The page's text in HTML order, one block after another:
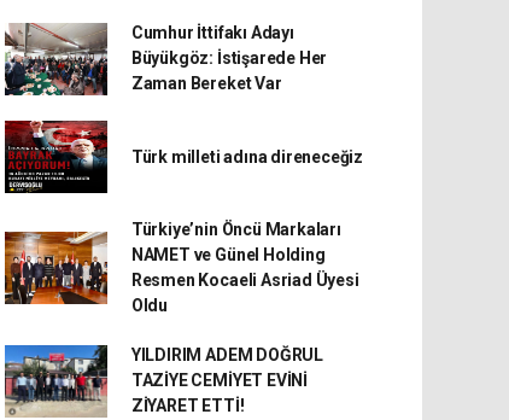
Cumhur İttifakı Adayı
Büyükgöz: İstişarede Her
Zaman Bereket Var
Türk milleti adına direneceğiz
Türkiye’nin Öncü Markaları
NAMET ve Günel Holding
Resmen Kocaeli Asriad Üyesi
Oldu
YILDIRIM ADEM DOĞRUL
TAZİYE CEMİYET EVİNİ
ZİYARET ETTİ!